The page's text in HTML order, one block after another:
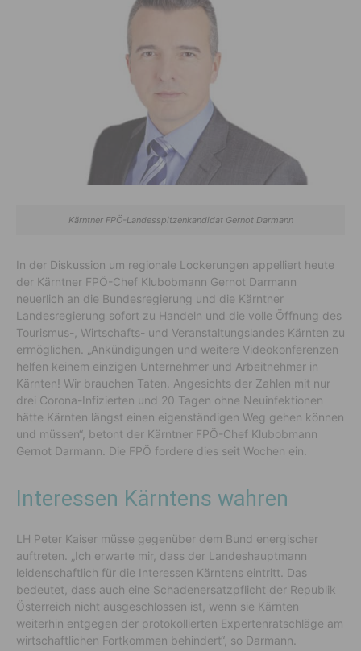
Kärntner FPÖ-Landesspitzenkandidat Gernot Darmann
In der Diskussion um regionale Lockerungen appelliert heute
der Kärntner FPÖ-Chef Klubobmann Gernot Darmann
neuerlich an die Bundesregierung und die Kärntner
Landesregierung sofort zu Handeln und die volle Öffnung des
Tourismus-, Wirtschafts- und Veranstaltungslandes Kärnten zu
ermöglichen. „Ankündigungen und weitere Videokonferenzen
helfen keinem einzigen Unternehmer und Arbeitnehmer in
Kärnten! Wir brauchen Taten. Angesichts der Zahlen mit nur
drei Corona-Infizierten und 20 Tagen ohne Neuinfektionen
hätte Kärnten längst einen eigenständigen Weg gehen können
und müssen“, betont der Kärntner FPÖ-Chef Klubobmann
Gernot Darmann. Die FPÖ fordere dies seit Wochen ein.
Interessen Kärntens wahren
LH Peter Kaiser müsse gegenüber dem Bund energischer
auftreten. „Ich erwarte mir, dass der Landeshauptmann
leidenschaftlich für die Interessen Kärntens eintritt. Das
bedeutet, dass auch eine Schadenersatzpflicht der Republik
Österreich nicht ausgeschlossen ist, wenn sie Kärnten
weiterhin entgegen der protokollierten Expertenratschläge am
wirtschaftlichen Fortkommen behindert“, so Darmann.